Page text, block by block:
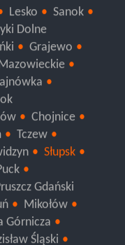
Przeworsk
Lesko
Dolne
Grajewo
Chojnice
Tczew
Gdański
Mikołów
Górnicza